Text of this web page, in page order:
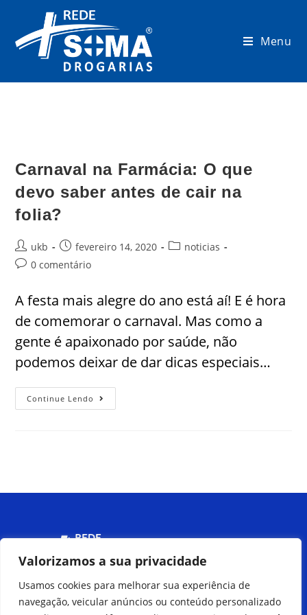
Valorizamos a sua privacidade
Usamos cookies para melhorar sua experiência de
navegação, veicular anúncios ou conteúdo personalizado
Menu
Carnaval na Farmácia: O que
devo saber antes de cair na
folia?
ukb fevereiro 14, 2020
noticias
0 comentário
A festa mais alegre do ano está aí! E é hora
de comemorar o carnaval. Mas como a
gente é apaixonado por saúde, não
podemos deixar de dar dicas especiais…
Continue Lendo
Peça pelo
Delivery